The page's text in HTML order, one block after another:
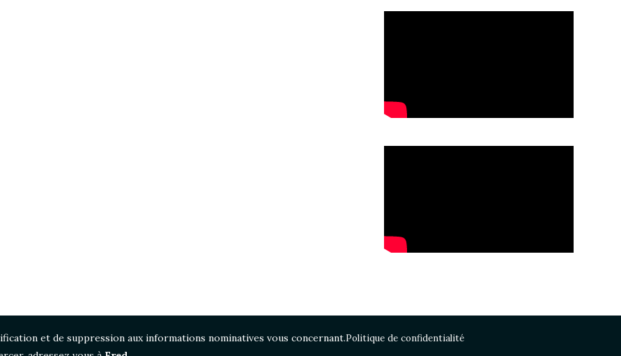
et de suppression aux informations nominatives vous concernant.Politique de confidentialité